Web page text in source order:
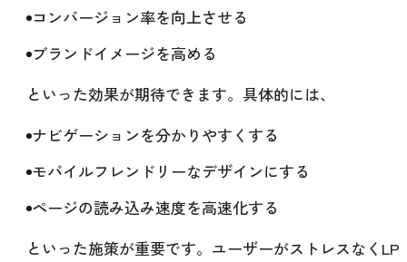
コンバージョン率を向上させる
ブランドイメージを高める
といった効果が期待できます。具体的には、
ナビゲーションを分かりやすくする
モバイルフレンドリーなデザインにする
ページの読み込み速度を高速化する
といった施策が重要です。ユーザーがストレスなくLP